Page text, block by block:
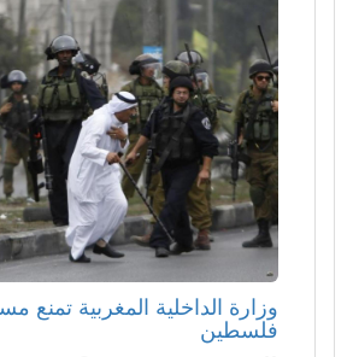
وزارة الداخلية المغربية تمنع
فلسطين